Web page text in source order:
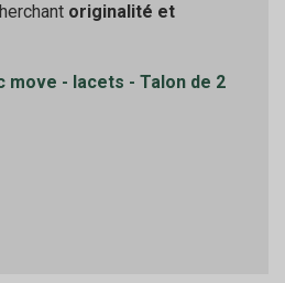
originalité et
move - lacets - Talon de 2